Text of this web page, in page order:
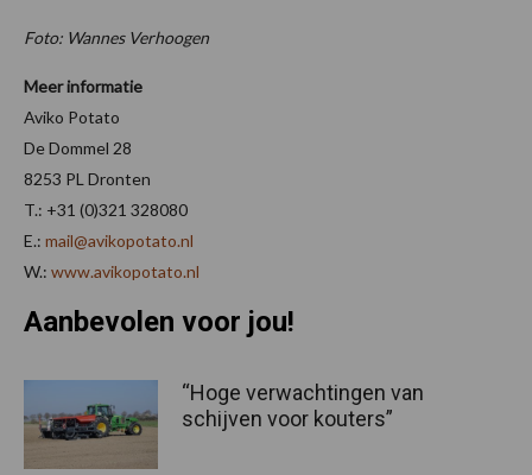
Foto: Wannes Verhoogen
Meer informatie
Aviko Potato
De Dommel 28
8253 PL Dronten
T.: +31 (0)321 328080
E.: mail@avikopotato.nl
W.: www.avikopotato.nl
Aanbevolen voor jou!
“Hoge verwachtingen van
schijven voor kouters”